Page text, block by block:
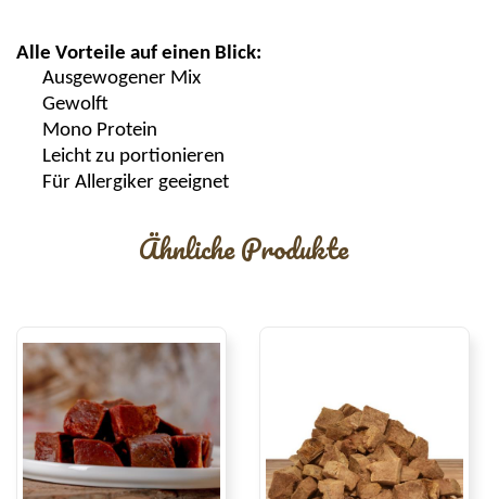
Alle Vorteile auf einen Blick:
Ausgewogener Mix
Gewolft
Mono Protein
Leicht zu portionieren
Für Allergiker geeignet
Ähnliche Produkte